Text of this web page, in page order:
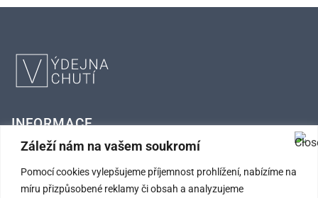
Záleží nám na vašem soukromí
Pomocí cookies vylepšujeme příjemnost prohlížení, nabízíme na
míru přizpůsobené reklamy či obsah a analyzujeme
INFORMACE
Kontaktní údaje